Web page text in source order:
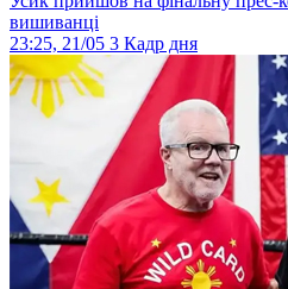
вишиванці
23:25, 21/05 3 Кадр дня